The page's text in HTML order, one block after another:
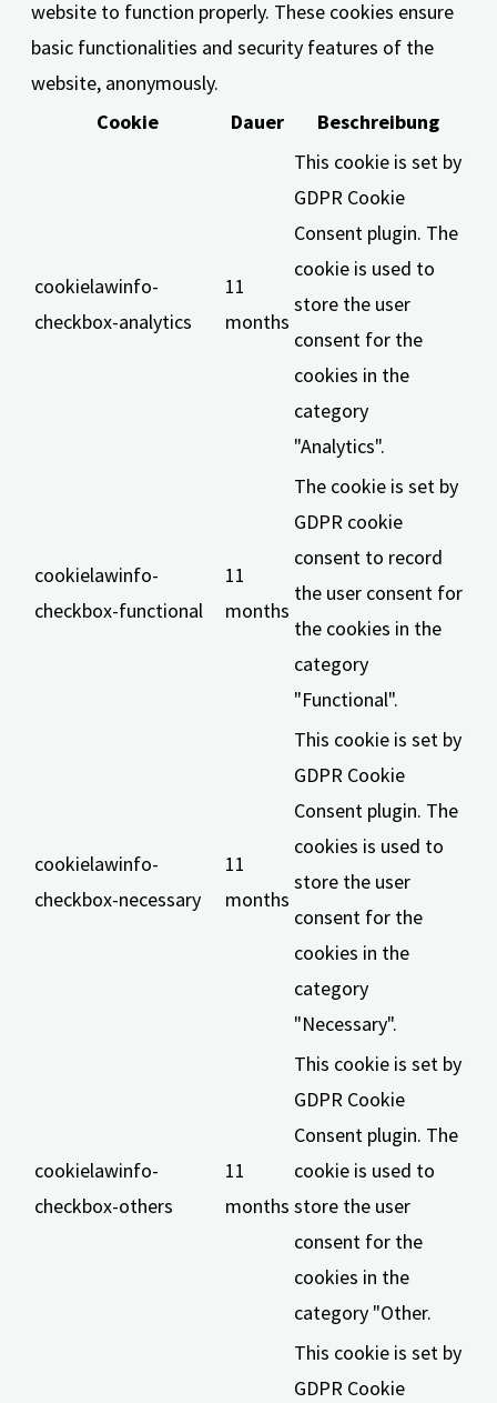
website to function properly. These cookies ensure
basic functionalities and security features of the
website, anonymously.
Cookie
Dauer Beschreibung
cookielawinfo-
checkbox-analytics
11
months
This cookie is set by
GDPR Cookie
Consent plugin. The
cookie is used to
store the user
consent for the
cookies in the
category
"Analytics".
cookielawinfo-
checkbox-functional
11
months
The cookie is set by
GDPR cookie
consent to record
the user consent for
the cookies in the
category
"Functional".
cookielawinfo-
checkbox-necessary
11
months
This cookie is set by
GDPR Cookie
Consent plugin. The
cookies is used to
store the user
consent for the
cookies in the
category
"Necessary".
cookielawinfo-
checkbox-others
11
months
This cookie is set by
GDPR Cookie
Consent plugin. The
cookie is used to
store the user
consent for the
cookies in the
category "Other.
This cookie is set by
GDPR Cookie